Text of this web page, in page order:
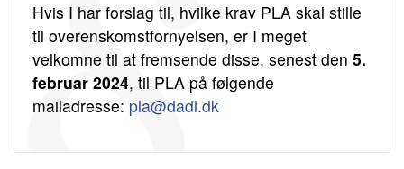
Hvis I har forslag til, hvilke krav PLA skal stille
til overenskomstfornyelsen, er I meget
velkomne til at fremsende disse, senest den 5.
februar 2024, til PLA på følgende
mailadresse: pla@dadl.dk